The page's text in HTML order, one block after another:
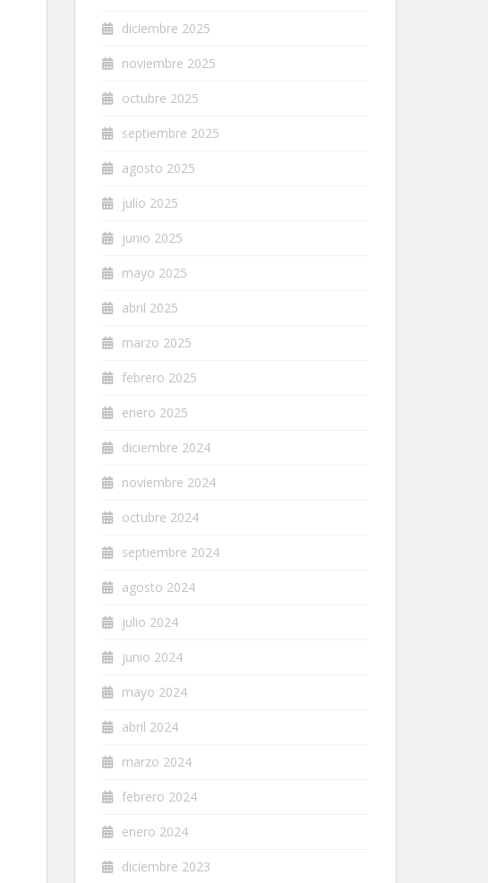
diciembre 2025
noviembre 2025
octubre 2025
septiembre 2025
agosto 2025
julio 2025
junio 2025
mayo 2025
abril 2025
marzo 2025
febrero 2025
enero 2025
diciembre 2024
noviembre 2024
octubre 2024
septiembre 2024
agosto 2024
julio 2024
junio 2024
mayo 2024
abril 2024
marzo 2024
febrero 2024
enero 2024
diciembre 2023